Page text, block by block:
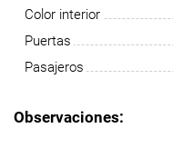
Color interior
Puertas
Pasajeros
Observaciones: